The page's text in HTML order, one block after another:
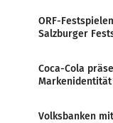
ORF-
Salzburger
Coca-Cola
Markenidentität
Volksbanken